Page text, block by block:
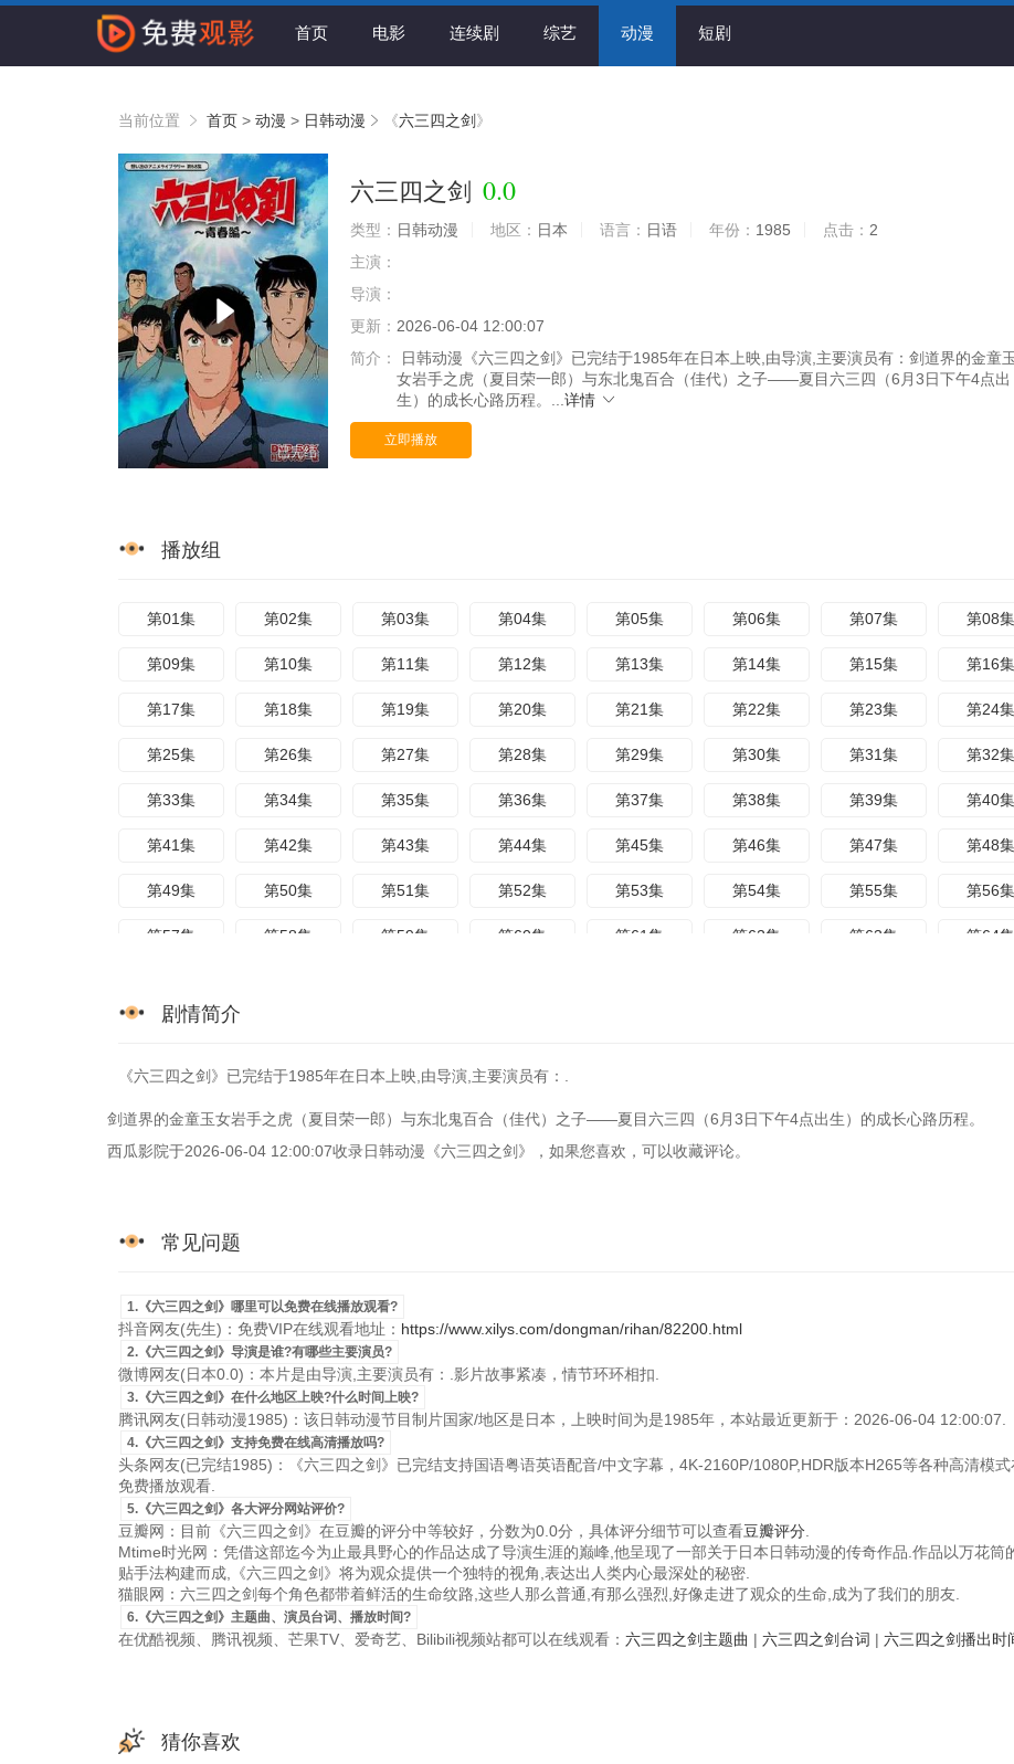
首页 电影 连续剧 综艺 动漫 短剧
当前位置 首页 > 动漫 > 日韩动漫 《六三四之剑 》
已完结
六三四之剑 0.0
类型： 日韩动漫 地区： 日本 语言： 日语 年份： 1985 点击： 2
主演：
导演：
更新： 2026-06-04 12:00:07
简介：
日韩动漫《六三四之剑》已完结于1985年在日本上映,由导演,主要演员有：剑道界的金童玉
女岩手之虎（夏目荣一郎）与东北鬼百合（佳代）之子——夏目六三四（6月3日下午4点出
生）的成长心路历程。... 详情
立即播放
播放组
第01集 第02集 第03集 第04集 第05集 第06集 第07集 第08集
第09集 第10集 第11集 第12集 第13集 第14集 第15集 第16集
第17集 第18集 第19集 第20集 第21集 第22集 第23集 第24集
第25集 第26集 第27集 第28集 第29集 第30集 第31集 第32集
第33集 第34集 第35集 第36集 第37集 第38集 第39集 第40集
第41集 第42集 第43集 第44集 第45集 第46集 第47集 第48集
第49集 第50集 第51集 第52集 第53集 第54集 第55集 第56集
第57集 第58集 第59集 第60集 第61集 第62集 第63集 第64集
剧情简介
《六三四之剑》已完结于1985年在日本上映,由导演,主要演员有：.
剑道界的金童玉女岩手之虎（夏目荣一郎）与东北鬼百合（佳代）之子——夏目六三四（6月3日下午4点出生）的成长心路历程。
西瓜影院于2026-06-04 12:00:07收录日韩动漫《六三四之剑》，如果您喜欢，可以收藏评论。
常见问题
1.《六三四之剑》哪里可以免费在线播放观看?
抖音网友(先生)：免费VIP在线观看地址： https://www.xilys.com/dongman/rihan/82200.html
2.《六三四之剑》导演是谁?有哪些主要演员?
微博网友(日本0.0)：本片是由导演,主要演员有：.影片故事紧凑，情节环环相扣.
3.《六三四之剑》在什么地区上映?什么时间上映?
腾讯网友(日韩动漫1985)：该日韩动漫节目制片国家/地区是日本，上映时间为是1985年，本站最近更新于：2026-06-04 12:00:07.
4.《六三四之剑》支持免费在线高清播放吗?
头条网友(已完结1985)：《六三四之剑》已完结支持国语粤语英语配音/中文字幕，4K-2160P/1080P,HDR版本H265等各种高清模式
免费播放观看.
5.《六三四之剑》各大评分网站评价?
豆瓣网：目前《六三四之剑》在豆瓣的评分中等较好，分数为0.0分，具体评分细节可以查看豆瓣评分
Mtime时光网：凭借这部迄今为止最具野心的作品达成了导演生涯的巅峰,他呈现了一部关于日本日韩动漫的传奇作品.作品以万花筒
贴手法构建而成,《六三四之剑》将为观众提供一个独特的视角,表达出人类内心最深处的秘密.
猫眼网：六三四之剑每个角色都带着鲜活的生命纹路,这些人那么普通,有那么强烈,好像走进了观众的生命,成为了我们的朋友.
6.《六三四之剑》主题曲、演员台词、播放时间?
在优酷视频、腾讯视频、芒果TV、爱奇艺、Bilibili视频站都可以在线观看： 六三四之剑主题曲 | 六三四之剑台词 | 六三四之剑播出时
猜你喜欢